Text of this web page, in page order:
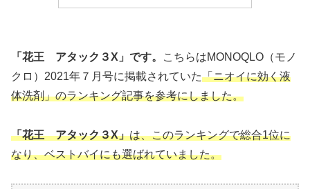
「花王 アタック３X」です。
こちらはMONOQLO（モノ
クロ）2021年７月号に掲載されていた「ニオイに効く液
体洗剤」のランキング記事を参考にしました。
「花王 アタック３X」は、このランキングで総合1位に
なり、ベストバイにも選ばれていました。